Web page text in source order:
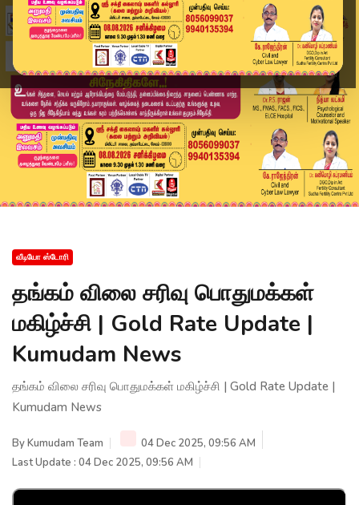
வீடியோ ஸ்டோரி
தங்கம் விலை சரிவு பொதுமக்கள்
மகிழ்ச்சி | Gold Rate Update |
Kumudam News
தங்கம் விலை சரிவு பொதுமக்கள் மகிழ்ச்சி | Gold Rate Update |
Kumudam News
ByKumudam Team
04 Dec 2025, 09:56 AM
Last Update : 04 Dec 2025, 09:56 AM